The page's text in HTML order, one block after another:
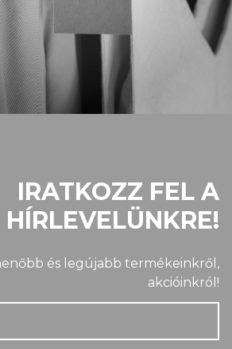
IRATKOZZ FEL A
HÍRLEVELÜNKRE!
és legújabb termékeinkről,
akcióinkról!